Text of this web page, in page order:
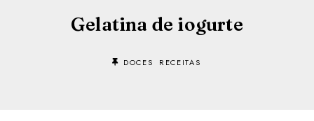
Gelatina de iogurte
DOCES RECEITAS